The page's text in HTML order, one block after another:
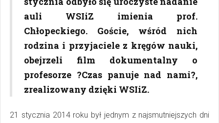
auli WSIiZ imienia prof.
Chłopeckiego. Goście, wśród nich
rodzina i przyjaciele z kręgów nauki,
obejrzeli film dokumentalny o
profesorze ?Czas panuje nad nami?,
zrealizowany dzięki WSIiZ.
21 stycznia 2014 roku był jednym z najsmutniejszych dni